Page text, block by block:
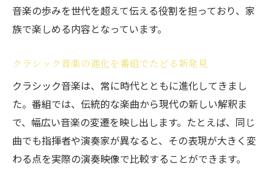
音楽の歩みを世代を超えて伝える役割を担っており、家
族で楽しめる内容となっています。
クラシック音楽の進化を番組でたどる新発見
クラシック音楽は、常に時代とともに進化してきまし
た。番組では、伝統的な楽曲から現代の新しい解釈ま
で、幅広い音楽の変遷を映し出します。たとえば、同じ
曲でも指揮者や演奏家が異なると、その表現が大きく変
わる点を実際の演奏映像で比較することができます。